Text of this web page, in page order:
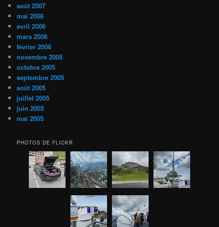
août 2007
mai 2006
avril 2006
mars 2006
février 2006
novembre 2005
octobre 2005
septembre 2005
août 2005
juillet 2005
juin 2005
mai 2005
PHOTOS DE FLICKR